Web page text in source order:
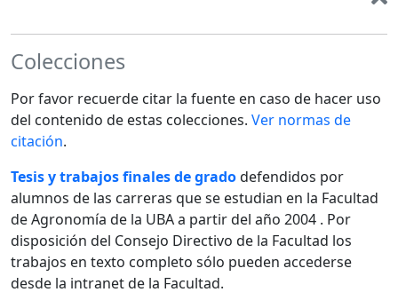
Colecciones
Por favor recuerde citar la fuente en caso de hacer uso
del contenido de estas colecciones. Ver normas de
citación.
Tesis y trabajos finales de gradodefendidos por
alumnos de las carreras que se estudian en la Facultad
de Agronomía de la UBA a partir del año 2004 . Por
disposición del Consejo Directivo de la Facultad los
trabajos en texto completo sólo pueden accederse
desde la intranet de la Facultad.